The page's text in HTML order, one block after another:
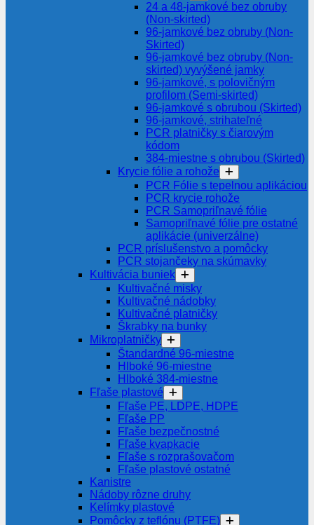
24 a 48-jamkové bez obruby
(Non-skirted)
96-jamkové bez obruby (Non-
Skirted)
96-jamkové bez obruby (Non-
skirted) vyvýšené jamky
96-jamkové, s polovičným
profilom (Semi-skirted)
96-jamkové s obrubou (Skirted)
96-jamkové, strihateľné
PCR platničky s čiarovým
kódom
384-miestne s obrubou (Skirted)
Krycie fólie a rohože
PCR Fólie s tepelnou aplikáciou
PCR krycie rohože
PCR Samopriľnavé fólie
Samopriľnavé fólie pre ostatné
aplikácie (univerzálne)
PCR príslušenstvo a pomôcky
PCR stojančeky na skúmavky
Kultivácia buniek
Kultivačné misky
Kultivačné nádobky
Kultivačné platničky
Škrabky na bunky
Mikroplatničky
Štandardné 96-miestne
Hlboké 96-miestne
Hlboké 384-miestne
Fľaše plastové
Fľaše PE, LDPE, HDPE
Fľaše PP
Fľaše bezpečnostné
Fľaše kvapkacie
Fľaše s rozprašovačom
Fľaše plastové ostatné
Kanistre
Nádoby rôzne druhy
Kelímky plastové
Pomôcky z teflónu (PTFE)